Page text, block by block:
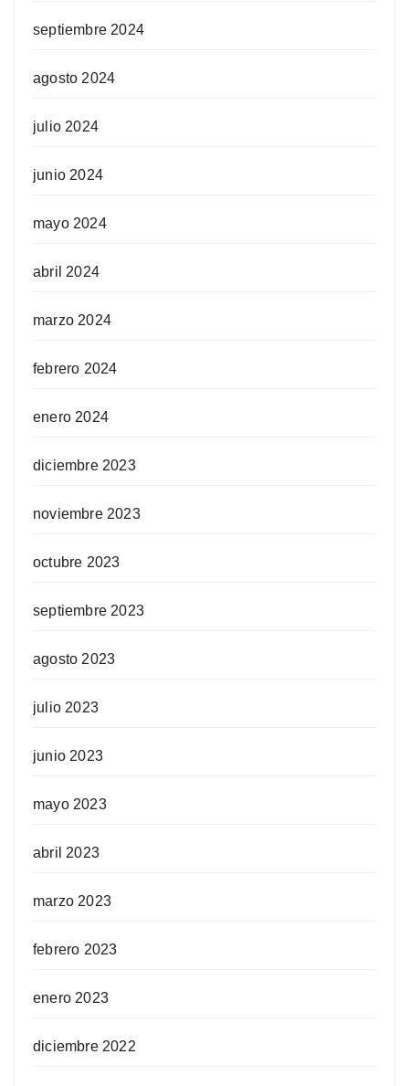
septiembre 2024
agosto 2024
julio 2024
junio 2024
mayo 2024
abril 2024
marzo 2024
febrero 2024
enero 2024
diciembre 2023
noviembre 2023
octubre 2023
septiembre 2023
agosto 2023
julio 2023
junio 2023
mayo 2023
abril 2023
marzo 2023
febrero 2023
enero 2023
diciembre 2022